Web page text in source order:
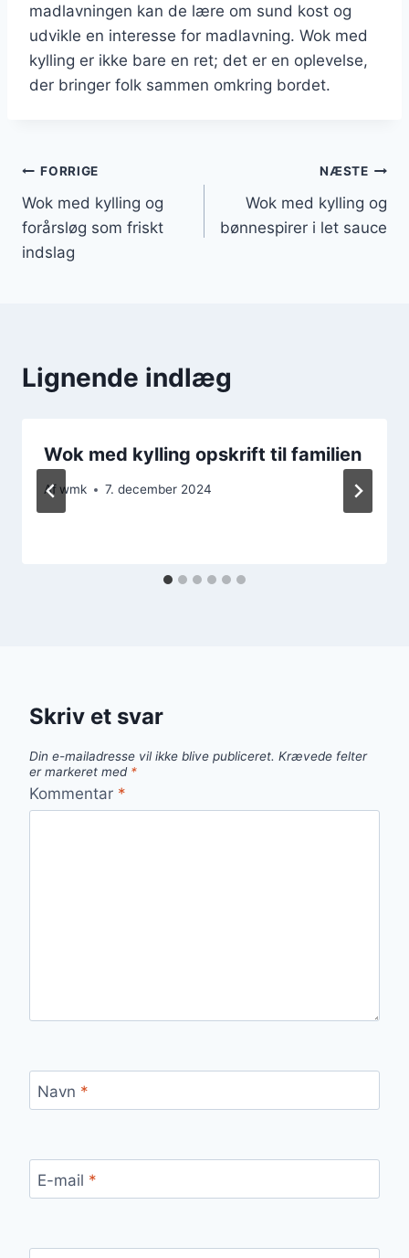
madlavningen kan de lære om sund kost og
udvikle en interesse for madlavning. Wok med
kylling er ikke bare en ret; det er en oplevelse,
der bringer folk sammen omkring bordet.
Indlægsnavigation
FORRIGE
Wok med kylling og
forårsløg som friskt
indslag
NÆSTE
Wok med kylling og
bønnespirer i let sauce
Lignende indlæg
Wok med kylling opskrift til familien
Af wmk 7. december 2024
Skriv et svar
Din e-mailadresse vil ikke blive publiceret. Krævede felter
er markeret med *
Kommentar *
Navn *
E-mail *